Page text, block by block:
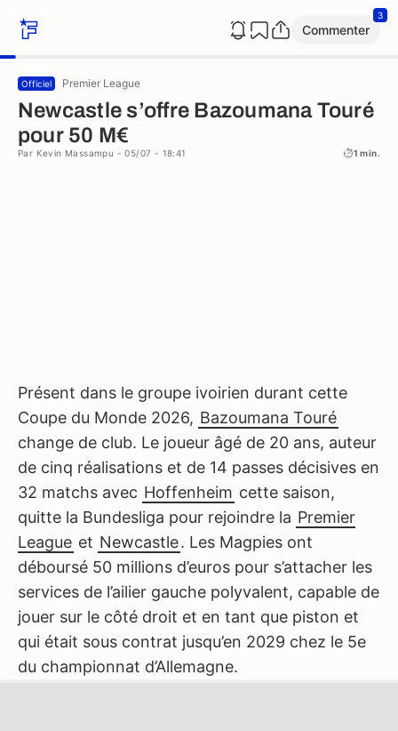
Commenter
3
Officiel Premier League
Newcastle s’offre Bazoumana Touré
pour 50 M€
Par Kevin Massampu - 05/07 - 18:41 1 min.
Présent dans le groupe ivoirien durant cette
Coupe du Monde 2026, Bazoumana Touré
change de club. Le joueur âgé de 20 ans, auteur
de cinq réalisations et de 14 passes décisives en
32 matchs avec Hoffenheim cette saison,
quitte la Bundesliga pour rejoindre la Premier
League et Newcastle. Les Magpies ont
déboursé 50 millions d’euros pour s’attacher les
services de l’ailier gauche polyvalent, capable de
jouer sur le côté droit et en tant que piston et
qui était sous contrat jusqu’en 2029 chez le 5e
du championnat d’Allemagne.